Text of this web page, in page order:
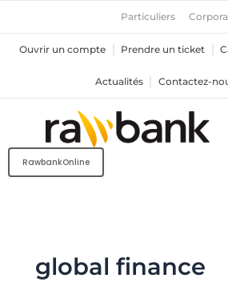
contenu
Particuliers
Ouvrir un compte Prendre un ticket
Actualités Contactez-
RawbankOnline
global finance